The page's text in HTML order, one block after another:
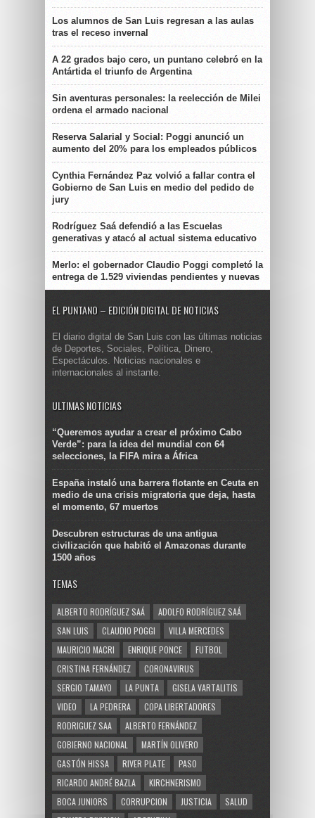
Los alumnos de San Luis regresan a las aulas
tras el receso invernal
A 22 grados bajo cero, un puntano celebró en la
Antártida el triunfo de Argentina
Sin aventuras personales: la reelección de Milei
ordena el armado nacional
Reserva Salarial y Social: Poggi anunció un
aumento del 20% para los empleados públicos
Cynthia Fernández Paz volvió a fallar contra el
Gobierno de San Luis en medio del pedido de
jury
Rodríguez Saá defendió a las Escuelas
generativas y atacó al actual sistema educativo
Merlo: el gobernador Claudio Poggi completó la
entrega de 1.529 viviendas pendientes y nuevas
EL PUNTANO – EDICIÓN DIGITAL DE NOTICIAS
El diario digital de San Luis con las últimas noticias
de Deportes, Sociales, Política, Dinero,
Espectáculos. Noticias nacionales e
internacionales al instante.
ULTIMAS NOTICIAS
“Queremos ayudar a crear el próximo Cabo
Verde”: para la idea del mundial con 64
selecciones, la FIFA mira a África
España instaló una barrera flotante en Ceuta en
medio de una crisis migratoria que deja, hasta
el momento, 67 muertos
Descubren estructuras de una antigua
civilización que habitó el Amazonas durante
1500 años
TEMAS
ALBERTO RODRÍGUEZ SAÁ
ADOLFO RODRÍGUEZ SAÁ
SAN LUIS
CLAUDIO POGGI
VILLA MERCEDES
MAURICIO MACRI
ENRIQUE PONCE
FUTBOL
CRISTINA FERNÁNDEZ
CORONAVIRUS
SERGIO TAMAYO
LA PUNTA
GISELA VARTALITIS
VIDEO
LA PEDRERA
COPA LIBERTADORES
RODRIGUEZ SAA
ALBERTO FERNÁNDEZ
GOBIERNO NACIONAL
MARTÍN OLIVERO
GASTÓN HISSA
RIVER PLATE
PASO
RICARDO ANDRÉ BAZLA
KIRCHNERISMO
BOCA JUNIORS
CORRUPCION JUSTICIA
SALUD